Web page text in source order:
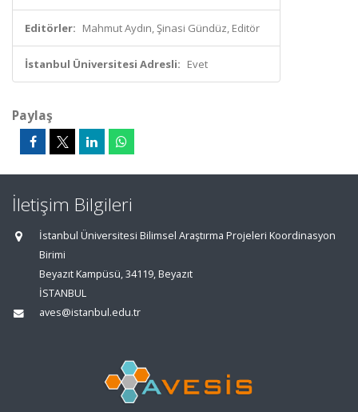
Editörler: Mahmut Aydın, Şinasi Gündüz, Editör
İstanbul Üniversitesi Adresli: Evet
Paylaş
İletişim Bilgileri
İstanbul Üniversitesi Bilimsel Araştırma Projeleri Koordinasyon
Birimi
Beyazıt Kampüsü, 34119, Beyazıt
İSTANBUL
aves@istanbul.edu.tr